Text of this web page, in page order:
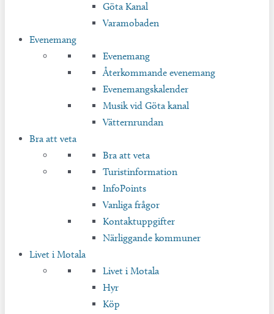
Göta Kanal
Varamobaden
Evenemang
Evenemang
Återkommande evenemang
Evenemangskalender
Musik vid Göta kanal
Vätternrundan
Bra att veta
Bra att veta
Turistinformation
InfoPoints
Vanliga frågor
Kontaktuppgifter
Närliggande kommuner
Livet i Motala
Livet i Motala
Hyr
Köp